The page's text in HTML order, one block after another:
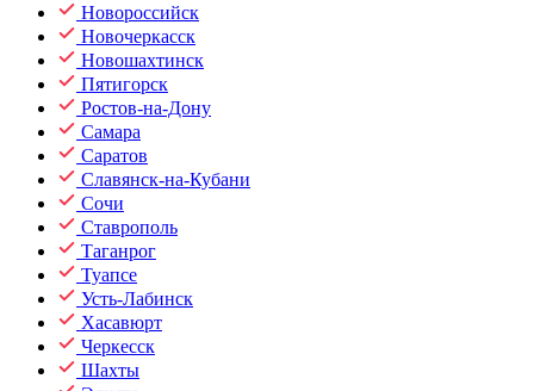
Новороссийск
Новочеркасск
Новошахтинск
Пятигорск
Ростов-на-Дону
Самара
Саратов
Славянск-на-Кубани
Сочи
Ставрополь
Таганрог
Туапсе
Усть-Лабинск
Хасавюрт
Черкесск
Шахты